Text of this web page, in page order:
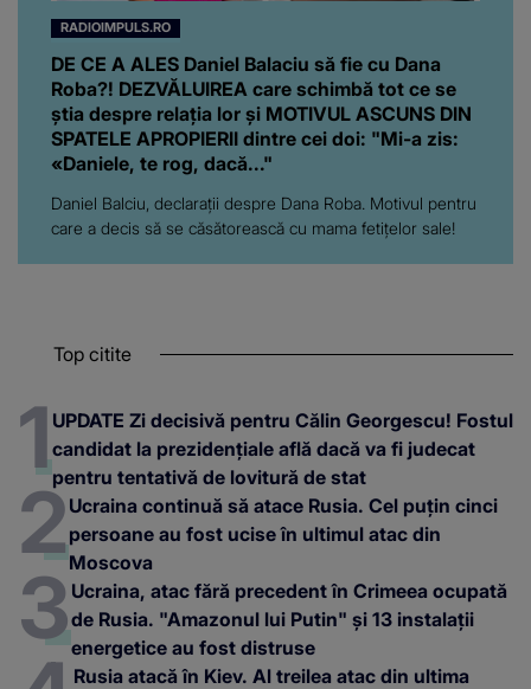
RADIOIMPULS.RO
DE CE A ALES Daniel Balaciu să fie cu Dana
Roba?! DEZVĂLUIREA care schimbă tot ce se
știa despre relația lor și MOTIVUL ASCUNS DIN
SPATELE APROPIERII dintre cei doi: "Mi-a zis:
«Daniele, te rog, dacă..."
Daniel Balciu, declarații despre Dana Roba. Motivul pentru
care a decis să se căsătorească cu mama fetițelor sale!
Top citite
UPDATE Zi decisivă pentru Călin Georgescu! Fostul
candidat la prezidențiale află dacă va fi judecat
pentru tentativă de lovitură de stat
Ucraina continuă să atace Rusia. Cel puțin cinci
persoane au fost ucise în ultimul atac din
Moscova
Ucraina, atac fără precedent în Crimeea ocupată
de Rusia. "Amazonul lui Putin" și 13 instalații
energetice au fost distruse
Rusia atacă în Kiev. Al treilea atac din ultima